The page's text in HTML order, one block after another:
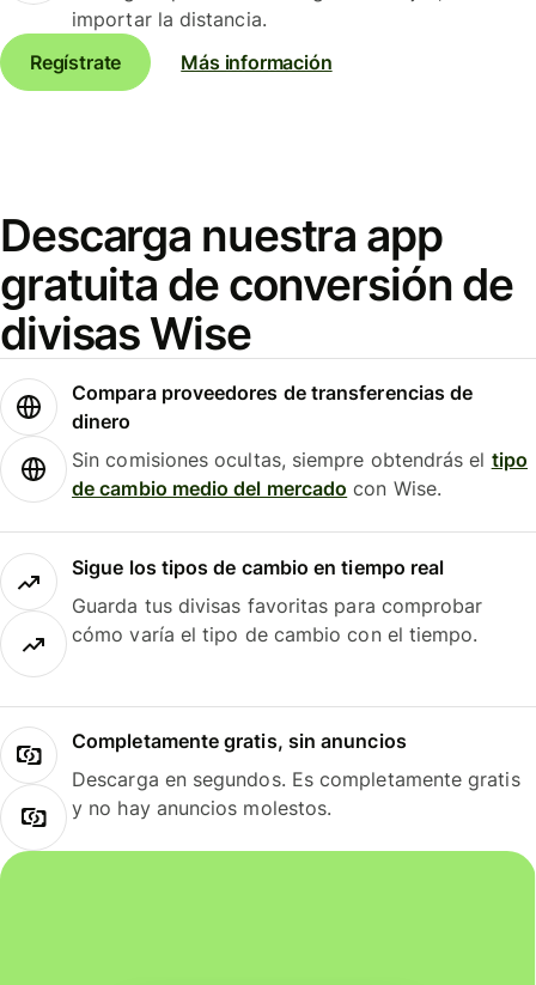
importar la distancia.
Regístrate
Más información
Descarga nuestra app
gratuita de conversión de
divisas Wise
Compara proveedores de transferencias de
dinero
Sin comisiones ocultas, siempre obtendrás el tipo
de cambio medio del mercado con Wise.
Sigue los tipos de cambio en tiempo real
Guarda tus divisas favoritas para comprobar
cómo varía el tipo de cambio con el tiempo.
Completamente gratis, sin anuncios
Descarga en segundos. Es completamente gratis
y no hay anuncios molestos.